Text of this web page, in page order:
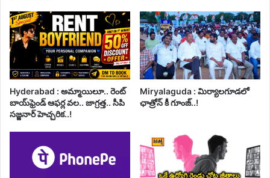
Hyderabad : అమ్మాయిలూ.. రెంట్
బాయ్‌ఫ్రెండ్ ఆఫర్ల వల.. జాగ్రత్త.. సీపి
సజ్జనార్ హెచ్చరిక..!
Miryalaguda : మిర్యాలగూడలో
ఛాత్రోన్ కీ గూంజ్..!